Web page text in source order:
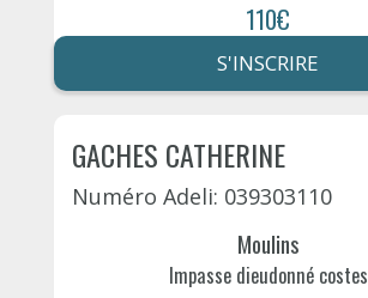
110€
S'INSCRIRE
GACHES CATHERINE
Numéro Adeli: 039303110
Moulins
Impasse dieudonné costes